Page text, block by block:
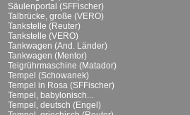
Säulenportal (SFFischer)
Talbrücke, große (VERO)
Tankstelle (Reuter)
Tankstelle (VERO)
Tankwagen (And. Länder)
Tankwagen (Mentor)
Teigrührmaschine (Matador)
Tempel (Schowanek)
Tempel in Rosa (SFFischer)
Tempel, babylonisch...
Tempel, deutsch (Engel)